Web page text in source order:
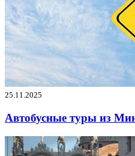
25.11.2025
Автобусные туры из